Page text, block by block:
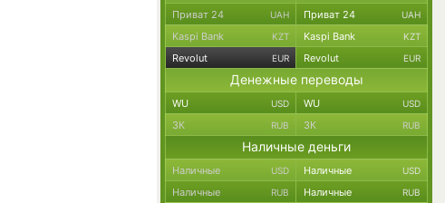
Приват 24 UAH Приват 24 UAH
Kaspi Bank KZT Kaspi Bank KZT
Revolut EUR Revolut EUR
Денежные переводы
WU USD WU USD
ЗК RUB ЗК RUB
Наличные деньги
Наличные USD Наличные USD
Наличные RUB Наличные RUB